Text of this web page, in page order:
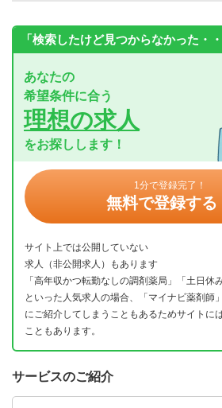
「検索したけど見つからなかった・・
あなたの
希望条件に合う
理想の求人
をお探しします！
1分で登録完了！
無料で登録する
サイト上では公開していない
求人（非公開求人）もあります
「高年収かつ転勤なしの調剤薬局」「土日休
といった人気求人の場合、「マイナビ薬剤師
にご紹介してしまうこともあるためサイトに
こともあります。
サービスのご紹介